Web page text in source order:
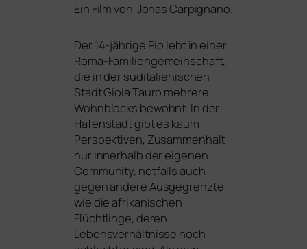
Ein Film von Jonas Carpignano.
Der 14-jäh­ri­ge Pio lebt in einer
Roma-Familiengemeinschaft,
die in der süd­ita­lie­ni­schen
Stadt Gioia Tauro meh­re­re
Wohnblocks bewohnt. In der
Hafenstadt gibt es kaum
Perspektiven, Zusammenhalt
nur inner­halb der eige­nen
Community, not­falls auch
gegen ande­re Ausgegrenzte
wie die afri­ka­ni­schen
Flüchtlinge, deren
Lebensverhältnisse noch